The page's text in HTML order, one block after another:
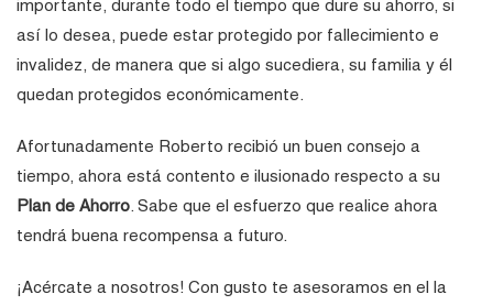
importante, durante todo el tiempo que dure su ahorro, si
así lo desea, puede estar protegido por fallecimiento e
invalidez, de manera que si algo sucediera, su familia y él
quedan protegidos económicamente.
Afortunadamente Roberto recibió un buen consejo a
tiempo, ahora está contento e ilusionado respecto a su
Plan de Ahorro. Sabe que el esfuerzo que realice ahora
tendrá buena recompensa a futuro.
¡Acércate a nosotros! Con gusto te asesoramos en el la